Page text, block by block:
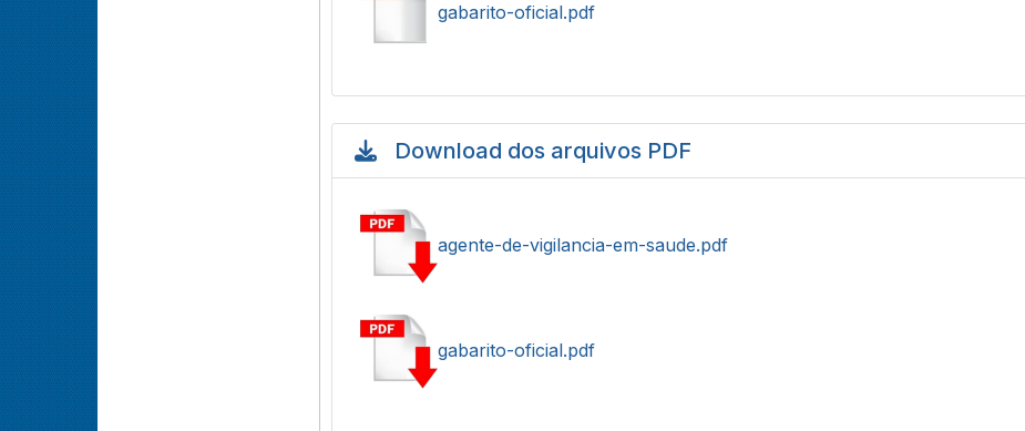
gabarito-oficial.pdf
Download dos arquivos PDF
agente-de-vigilancia-em-saude.pdf
gabarito-oficial.pdf